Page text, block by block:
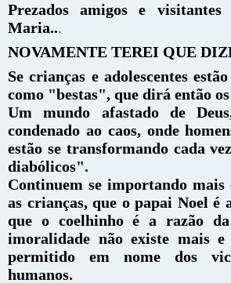
Prezados amigos e
Maria...
NOVAMENTE TEREI QUE
Se crianças e adolescentes
como "bestas", que dirá então
Um mundo afastado de
condenado ao caos, onde
estão se transformando cada
diabólicos".
Continuem se importando mais
as crianças, que o papai Noel é
que o coelhinho é a razão
imoralidade não existe mais
permitido em nome dos
humanos.